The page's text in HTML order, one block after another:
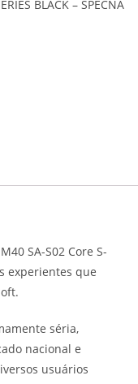
BLACK – SPECNA
SA-S02 Core S-
experientes que
séria,
nacional e
usuários